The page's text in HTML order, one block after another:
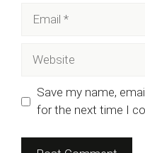
Save my name,
for the next time I